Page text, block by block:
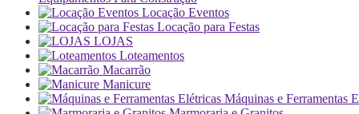
Locação Eventos
Locação para Festas
LOJAS
Loteamentos
Macarrão
Manicure
Máquinas e Ferramentas